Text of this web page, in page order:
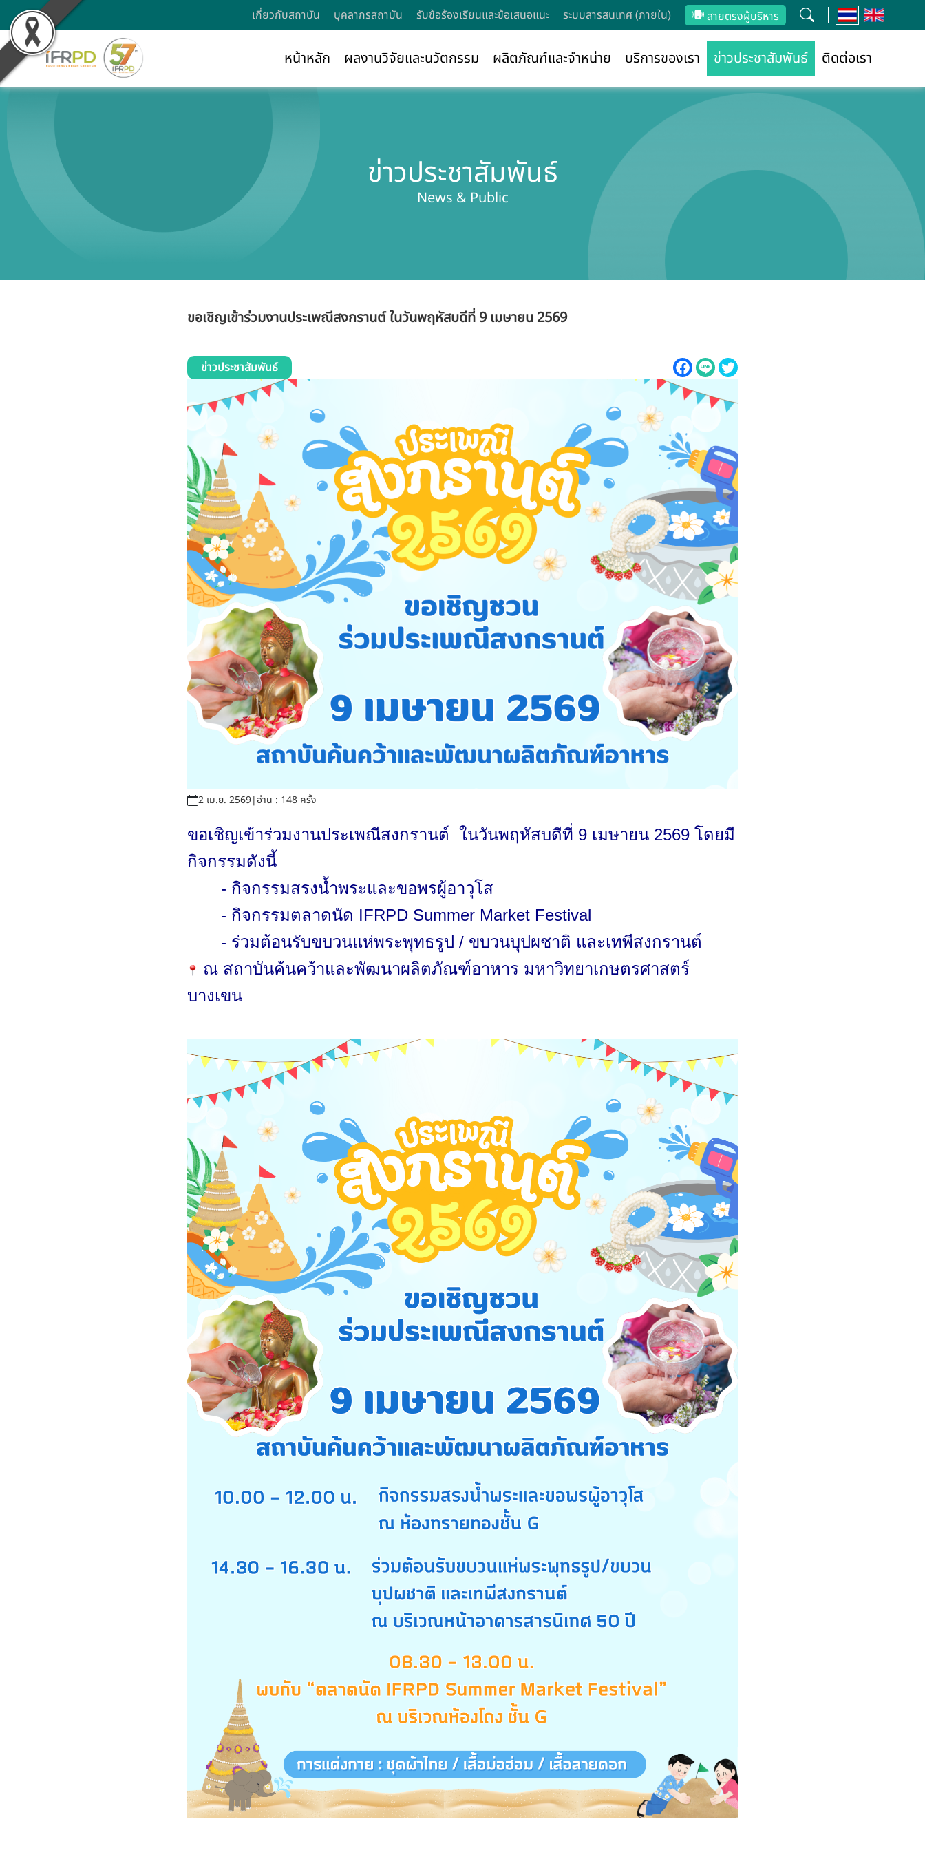
เกี่ยวกับสถาบัน บุคลากรสถาบัน รับข้อร้องเรียนและข้อเสนอแนะ ระบบสารสนเทศ (ภายใน) สายตรงผู้บริหาร
หน้าหลัก ผลงานวิจัยและนวัตกรรม ผลิตภัณฑ์และจำหน่าย บริการของเรา ข่าวประชาสัมพันธ์ ติดต่อเรา
ข่าวประชาสัมพันธ์
News & Public
ขอเชิญเข้าร่วมงานประเพณีสงกรานต์ ในวันพฤหัสบดีที่ 9 เมษายน 2569
ข่าวประชาสัมพันธ์
2 เม.ย. 2569|อ่าน : 148 ครั้ง
ขอเชิญเข้าร่วมงานประเพณีสงกรานต์ ในวันพฤหัสบดีที่ 9 เมษายน 2569 โดยมี
กิจกรรมดังนี้
- กิจกรรมสรงน้ำพระและขอพรผู้อาวุโส
- กิจกรรมตลาดนัด IFRPD Summer Market Festival
- ร่วมต้อนรับขบวนแห่พระพุทธรูป / ขบวนบุปผชาติ และเทพีสงกรานต์
ณ สถาบันค้นคว้าและพัฒนาผลิตภัณฑ์อาหาร มหาวิทยาเกษตรศาสตร์
บางเขน